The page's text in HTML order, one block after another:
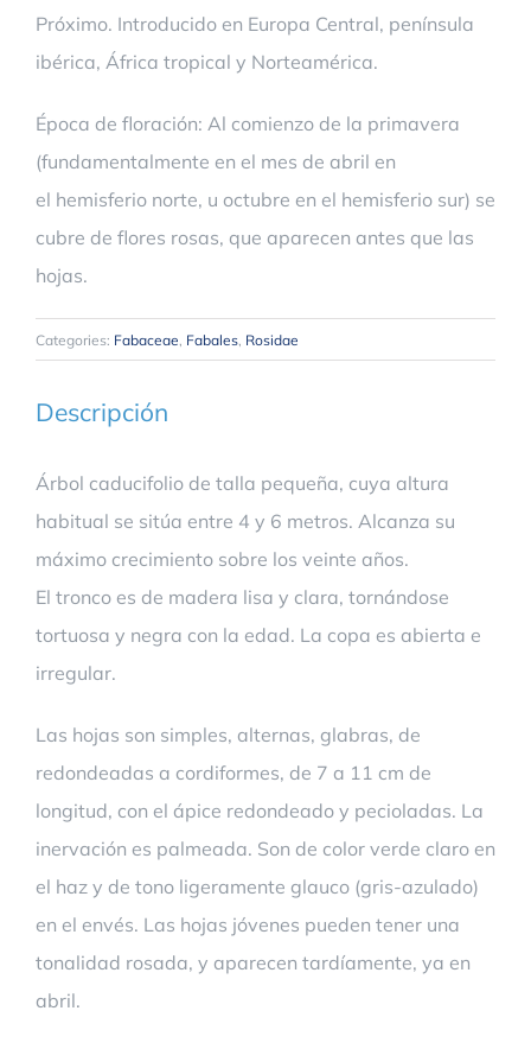
Próximo. Introducido en Europa Central, península
ibérica, África tropical y Norteamérica.
Época de floración: Al comienzo de la primavera
(fundamentalmente en el mes de abril en
el hemisferio norte, u octubre en el hemisferio sur) se
cubre de flores rosas, que aparecen antes que las
hojas.
Categories: Fabaceae, Fabales, Rosidae
Descripción
Árbol caducifolio de talla pequeña, cuya altura
habitual se sitúa entre 4 y 6 metros. Alcanza su
máximo crecimiento sobre los veinte años.
El tronco es de madera lisa y clara, tornándose
tortuosa y negra con la edad. La copa es abierta e
irregular.
Las hojas son simples, alternas, glabras, de
redondeadas a cordiformes, de 7 a 11 cm de
longitud, con el ápice redondeado y pecioladas. La
inervación es palmeada. Son de color verde claro en
el haz y de tono ligeramente glauco (gris-azulado)
en el envés. Las hojas jóvenes pueden tener una
tonalidad rosada, y aparecen tardíamente, ya en
abril.